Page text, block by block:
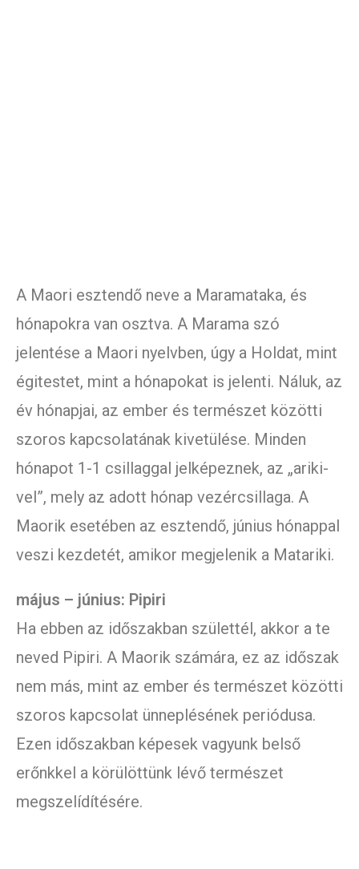
A Maori esztendő neve a Maramataka, és
hónapokra van osztva. A Marama szó
jelentése a Maori nyelvben, úgy a Holdat, mint
égitestet, mint a hónapokat is jelenti. Náluk, az
év hónapjai, az ember és természet közötti
szoros kapcsolatának kivetülése. Minden
hónapot 1-1 csillaggal jelképeznek, az „ariki-
vel”, mely az adott hónap vezércsillaga. A
Maorik esetében az esztendő, június hónappal
veszi kezdetét, amikor megjelenik a Matariki.
május – június: Pipiri
Ha ebben az időszakban születtél, akkor a te
neved Pipiri. A Maorik számára, ez az időszak
nem más, mint az ember és természet közötti
szoros kapcsolat ünneplésének periódusa.
Ezen időszakban képesek vagyunk belső
erőnkkel a körülöttünk lévő természet
megszelídítésére.